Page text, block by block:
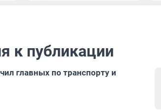
к публикации
главных по транспорту и